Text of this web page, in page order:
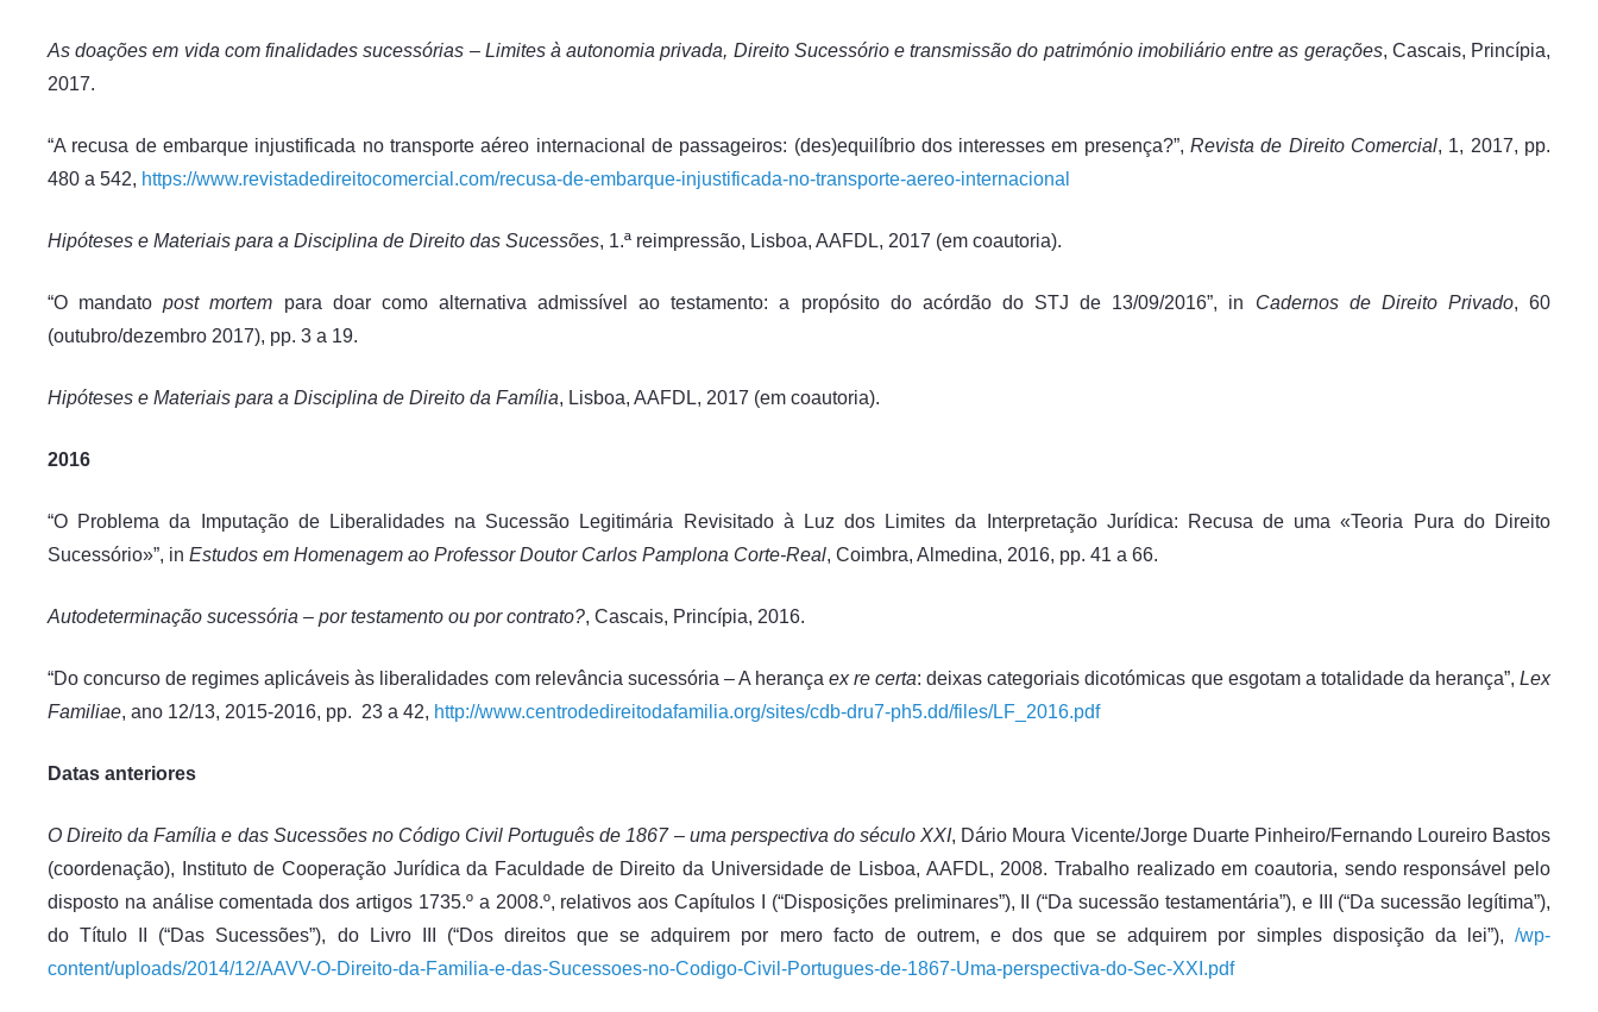
As doações em vida com finalidades sucessórias – Limites à autonomia privada, Direito Sucessório e transmissão do património imobiliário entre as gerações, Cascais, Princípia,
2017.
“A recusa de embarque injustificada no transporte aéreo internacional de passageiros: (des)equilíbrio dos interesses em presença?”,Revista de Direito Comercial, 1, 2017, pp.
480 a 542, https://www.revistadedireitocomercial.com/recusa-de-embarque-injustificada-no-transporte-aereo-internacional
Hipóteses e Materiais para a Disciplina de Direito das Sucessões, 1.ª reimpressão, Lisboa, AAFDL, 2017 (em coautoria).
“O mandatopost mortem para doar como alternativa admissível ao testamento: a propósito do acórdão do STJ de 13/09/2016”, in Cadernos de Direito Privado, 60
(outubro/dezembro 2017), pp. 3 a 19.
Hipóteses e Materiais para a Disciplina de Direito da Família, Lisboa, AAFDL, 2017 (em coautoria).
2016
“O Problema da Imputação de Liberalidades na Sucessão Legitimária Revisitado à Luz dos Limites da Interpretação Jurídica: Recusa de uma «Teoria Pura do Direito
Sucessório»”, in Estudos em Homenagem ao Professor Doutor Carlos Pamplona Corte-Real, Coimbra, Almedina, 2016, pp. 41 a 66.
Autodeterminação sucessória – por testamento ou por contrato?, Cascais, Princípia, 2016.
“Do concurso de regimes aplicáveis às liberalidades com relevância sucessória – A herançaex re certa: deixas categoriais dicotómicas que esgotam a totalidade da herança”,Lex
Familiae, ano 12/13, 2015-2016, pp. 23 a 42, http://www.centrodedireitodafamilia.org/sites/cdb-dru7-ph5.dd/files/LF_2016.pdf
Datas anteriores
O Direito da Família e das Sucessões no Código Civil Português de 1867 – uma perspectiva do século XXI, Dário Moura Vicente/Jorge Duarte Pinheiro/Fernando Loureiro Bastos
(coordenação), Instituto de Cooperação Jurídica da Faculdade de Direito da Universidade de Lisboa, AAFDL, 2008. Trabalho realizado em coautoria, sendo responsável pelo
disposto na análise comentada dos artigos 1735.º a 2008.º, relativos aos Capítulos I (“Disposições preliminares”), II (“Da sucessão testamentária”), e III (“Da sucessão legítima”),
do Título II (“Das Sucessões”), do Livro III (“Dos direitos que se adquirem por mero facto de outrem, e dos que se adquirem por simples disposição da lei”), /wp-
content/uploads/2014/12/AAVV-O-Direito-da-Familia-e-das-Sucessoes-no-Codigo-Civil-Portugues-de-1867-Uma-perspectiva-do-Sec-XXI.pdf